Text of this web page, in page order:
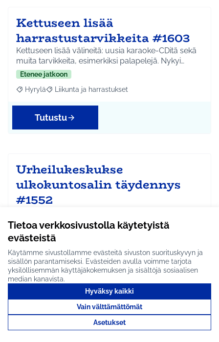
Tietoa verkkosivustolla käytetyistä
evästeistä
Käytämme sivustollamme evästeitä sivuston suorituskyvyn ja
sisällön parantamiseksi. Evästeiden avulla voimme tarjota
yksilöllisemmän käyttäjäkokemuksen ja sisältöjä sosiaalisen
median kanavista.
Hyväksy kaikki
Vain välttämättömät
Asetukset
Kettuseen lisää
harrastustarvikkeita #1603
Kettuseen lisää välineitä: uusia karaoke-CDitä sekä
muita tarvikkeita, esimerkiksi palapelejä. Nykyi…
Etenee jatkoon
Rajaa tulokset aihepiirin mukaan: Hyrylä
Hyrylä Rajaa tulokset teeman mukaan: Liikunta ja
Liikunta ja harrastukset
Tutustu
Urheilukeskukse
ulkokuntosalin täydennys
#1552
kuntoportaiden yhteydessä olevaa ulkokuntosalia.
Sali on nyt me…
Rajaa tulokset aihepiirin mukaan: Hyrylä
Hyrylä Rajaa tulokset teeman mukaan: Liikunta ja
Liikunta ja harrastukset